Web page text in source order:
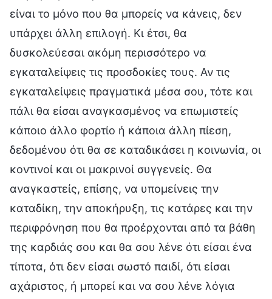
είναι το μόνο που θα μπορείς να κάνεις, δεν
υπάρχει άλλη επιλογή. Κι έτσι, θα
δυσκολεύεσαι ακόμη περισσότερο να
εγκαταλείψεις τις προσδοκίες τους. Αν τις
εγκαταλείψεις πραγματικά μέσα σου, τότε και
πάλι θα είσαι αναγκασμένος να επωμιστείς
κάποιο άλλο φορτίο ή κάποια άλλη πίεση,
δεδομένου ότι θα σε καταδικάσει η κοινωνία, οι
κοντινοί και οι μακρινοί συγγενείς. Θα
αναγκαστείς, επίσης, να υπομείνεις την
καταδίκη, την αποκήρυξη, τις κατάρες και την
περιφρόνηση που θα προέρχονται από τα βάθη
της καρδιάς σου και θα σου λένε ότι είσαι ένα
τίποτα, ότι δεν είσαι σωστό παιδί, ότι είσαι
αχάριστος, ή μπορεί και να σου λένε λόγια